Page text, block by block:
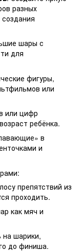
разных
шары с
для
фигуры,
или
или цифр
ребёнка.
в
и
препятствий из
проходить.
как мяч и
на шарики,
до финиша.